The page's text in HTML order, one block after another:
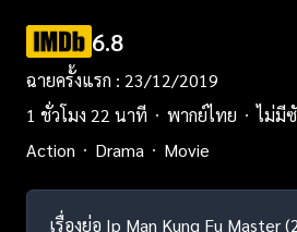
6.8
ฉายครั้งแรก : 23/12/2019
1 ชั่วโมง 22 นาที
พากย์ไทย ไม่มี
Action
Drama Movie
เรื่องย่อ Ip Man Kung Fu Master